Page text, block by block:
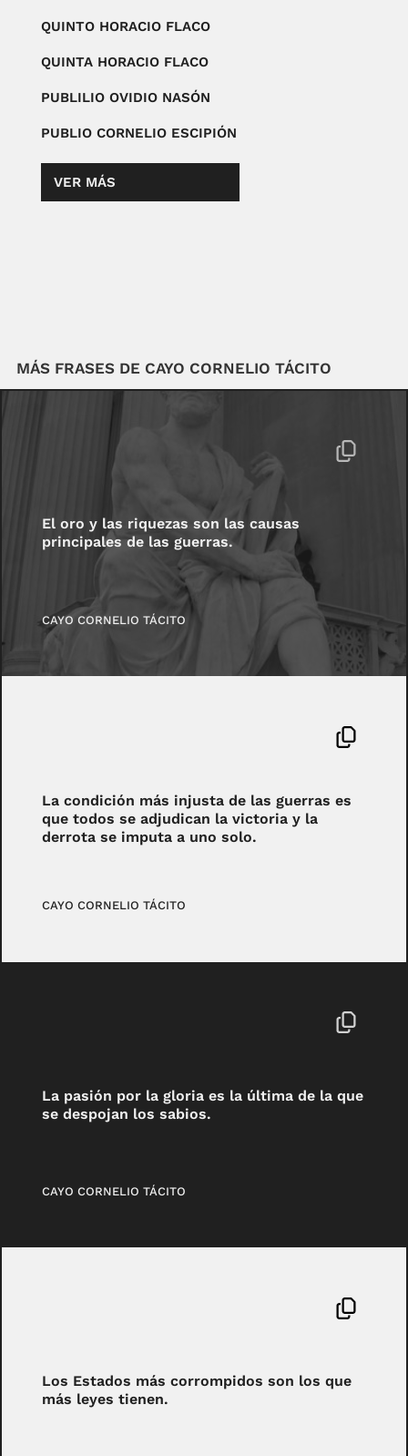
QUINTO HORACIO FLACO
QUINTA HORACIO FLACO
PUBLILIO OVIDIO NASÓN
PUBLIO CORNELIO ESCIPIÓN
VER MÁS
MÁS FRASES DE CAYO CORNELIO TÁCITO
El oro y las riquezas son las causas
principales de las guerras.
CAYO CORNELIO TÁCITO
La condición más injusta de las guerras es
que todos se adjudican la victoria y la
derrota se imputa a uno solo.
CAYO CORNELIO TÁCITO
La pasión por la gloria es la última de la que
se despojan los sabios.
CAYO CORNELIO TÁCITO
Los Estados más corrompidos son los que
más leyes tienen.